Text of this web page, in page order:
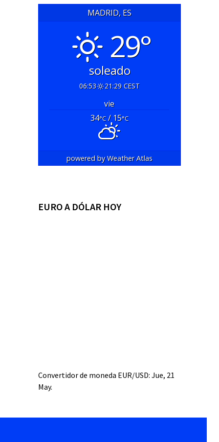
MADRID, ES
29°
soleado
06:53 21:29 CEST
vie
34°C/ 15°C
powered byWeather Atlas
EURO A DÓLAR HOY
Convertidor de moneda EUR/USD: Jue, 21
May.